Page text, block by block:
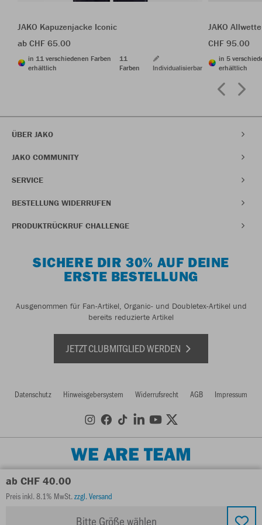
ab CHF 40.00
Preis inkl. 8.1% MwSt.zzgl. Versand
Bitte Größe wählen
JAKO Kapuzenjacke Iconic
ab CHF 65.00
in 11 verschiedenen Farben
erhältlich
11
Farben
Individualisierbar
JAKO
CHF 95.00
in 5
erhältlich
ÜBER JAKO
JAKO COMMUNITY
SERVICE
BESTELLUNG WIDERRUFEN
PRODUKTRÜCKRUF CHALLENGE
SICHERE DIR 30% AUF DEINE
ERSTE BESTELLUNG
Ausgenommen für Fan-Artikel, Organic- und Doubletex-Artikel und
bereits reduzierte Artikel
JETZT CLUBMITGLIED WERDEN
Datenschutz Hinweisgebersystem Widerrufsrecht AGB Impressum
WE ARE TEAM